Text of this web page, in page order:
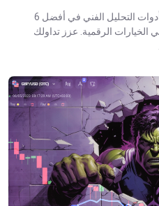
أطلق العنان لقوة استخدام مزيج من أدوات التحليل الفني في أفضل 6
الخيارات الرقمية. عزز تداولك